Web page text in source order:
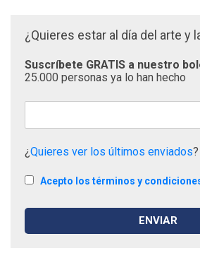
¿Quieres estar al día del arte y
Suscríbete GRATIS a nuestro
25.000 personas ya lo han hecho
¿Quieres ver los últimos enviados?
Acepto los términos y